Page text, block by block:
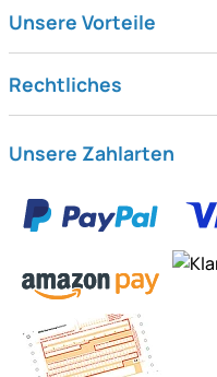
Unsere Vorteile
Rechtliches
Unsere Zahlarten